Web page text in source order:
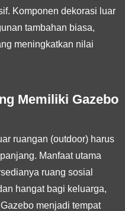
Komponen dekorasi luar
tambahan biasa,
meningkatkan nilai
Memiliki Gazebo
ruangan (outdoor) harus
Manfaat utama
ruang sosial
hangat bagi keluarga,
menjadi tempat